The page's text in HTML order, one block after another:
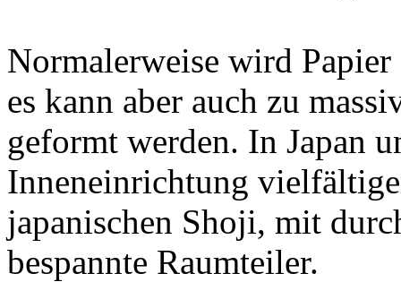
Normalerweise wird
es kann aber auch zu
geformt werden. In Japan
Inneneinrichtung
japanischen Shoji, mit
bespannte Raumteiler.